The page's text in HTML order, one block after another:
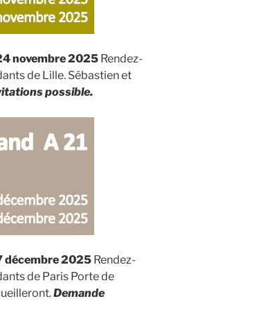
novembre 2025 Rendez-
de Lille. Sébastien et
possible.
décembre 2025 Rendez-
de Paris Porte de
Demande